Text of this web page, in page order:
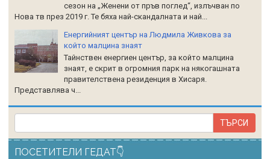
сезон на „Женени от пръв поглед“, излъчван по
Нова тв през 2019 г. Те бяха най-скандалната и най...
Енергийният център на Людмила Живкова за
който малцина знаят
Тайнствен енергиен център, за който малцина
знаят, е скрит в огромния парк на някогашната
правителствена резиденция в Хисаря.
Представлява ч...
ПОСЕТИТЕЛИ ГЕДАТ👇